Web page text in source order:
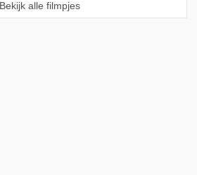
Bekijk alle filmpjes